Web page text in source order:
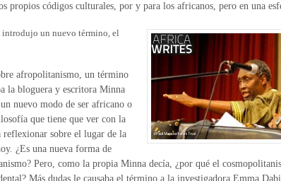
propios códigos culturales, por y para los africanos, pero en una
introdujo un nuevo término, el
afropolitanismo, un término
la bloguera y escritora Minna
nuevo modo de ser africano o
que tiene que ver con la
reflexionar sobre el lugar de la
¿Es una nueva forma de
Pero, como la propia Minna decía, ¿por qué el
Más dudas le causaba el término a la investigadora Emma